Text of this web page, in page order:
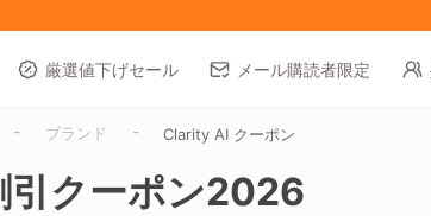
厳選値下げセール メール購読者限定
- ブランド - Clarity AI クーポン
引クーポン2026